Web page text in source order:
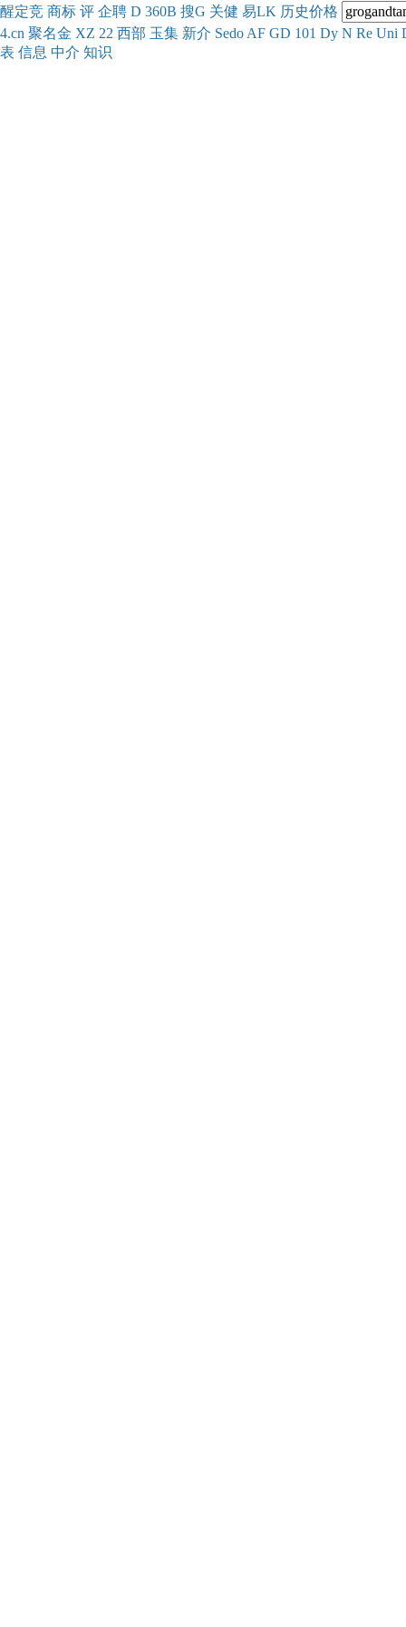
醒定竞 商标 评 企聘 D 360B 搜G 关健 易LK 历史价格
4.cn 聚名金 XZ 22 西部 玉集 新介 Sedo AF GD 101 Dy N Re Uni
表 信息 中介 知识